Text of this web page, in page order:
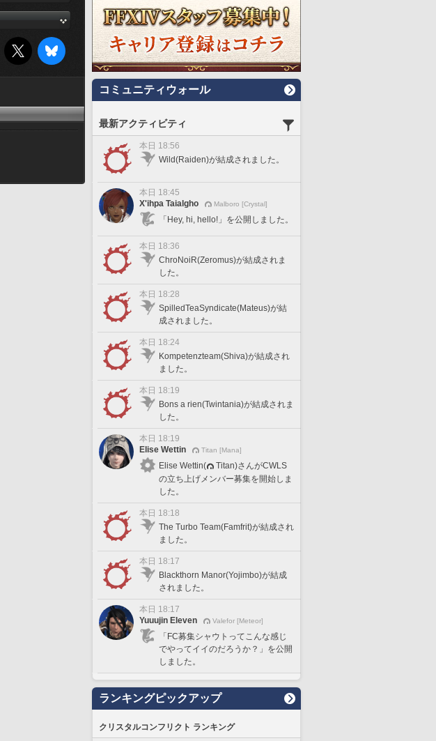
コミュニティウォール
最新アクティビティ
本日 18:56
Wild(Raiden)が結成されました。
本日 18:45
X'ihpa Taialgho
Malboro [Crystal]
「Hey, hi, hello!」を公開しました。
本日 18:36
ChroNoiR(Zeromus)が結成されま
した。
本日 18:28
SpilledTeaSyndicate(Mateus)が結
成されました。
本日 18:24
Kompetenzteam(Shiva)が結成され
ました。
本日 18:19
Bons a rien(Twintania)が結成されま
した。
本日 18:19
Elise Wettin
Titan [Mana]
Elise Wettin(
Titan)さんがCWLS
の立ち上げメンバー募集を開始しま
した。
本日 18:18
The Turbo Team(Famfrit)が結成され
ました。
本日 18:17
Blackthorn Manor(Yojimbo)が結成
されました。
本日 18:17
Yuuujin Eleven
Valefor [Meteor]
「FC募集シャウトってこんな感じ
でやってイイのだろうか？」を公開
しました。
ランキングピックアップ
クリスタルコンフリクト ランキング